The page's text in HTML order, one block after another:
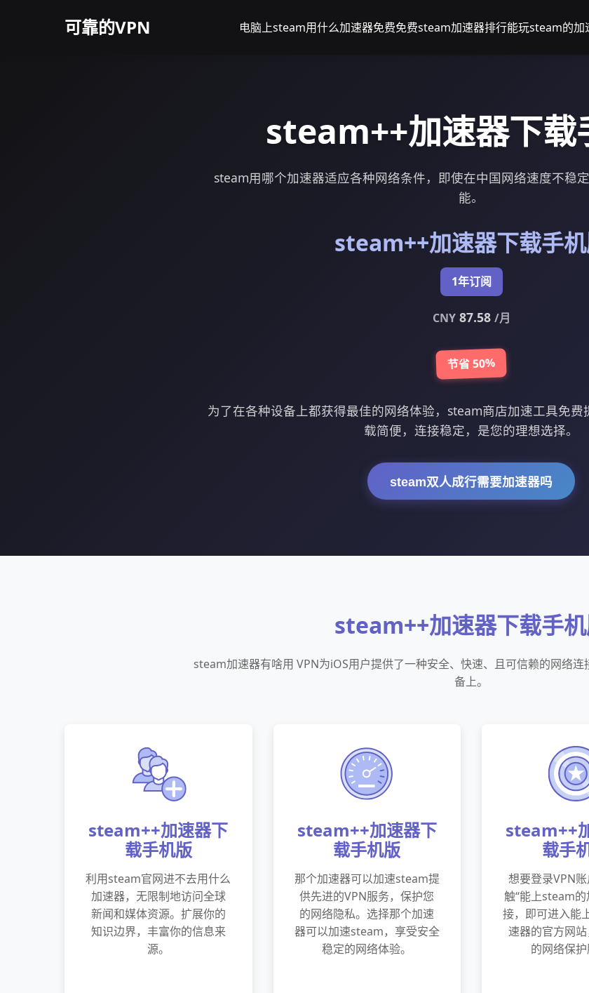
可靠的VPN 电脑上steam用什么加速器免费免费steam加速器排行能玩steam的加
steam++加速器下载
steam用哪个加速器适应各种网络条件，即使在中国网络速度不稳
能。
steam++加速器下载手
1年订阅
CNY87.58 /月
节省 50%
为了在各种设备上都获得最佳的网络体验，steam商店加速工具免
载简便，连接稳定，是您的理想选择。
steam双人成行需要加速器吗
steam++加速器下载手
steam加速器有啥用 VPN为iOS用户提供了一种安全、快速、且可信赖的网络
备上。
steam++加速器下
载手机版
利用steam官网进不去用什么
加速器，无限制地访问全球
新闻和媒体资源。扩展你的
知识边界，丰富你的信息来
源。
steam++加速器下
载手机版
那个加速器可以加速steam提
供先进的VPN服务，保护您
的网络隐私。选择那个加速
器可以加速steam，享受安全
稳定的网络体验。
steam++
载手
想要登录VPN
触“能上steam的
接，即可进入能
速器的官方网
的网络保护